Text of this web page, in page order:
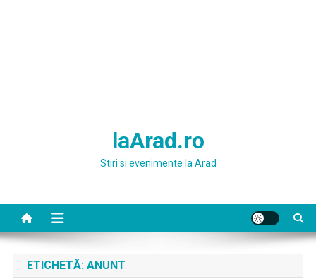
laArad.ro
Stiri si evenimente la Arad
ETICHETĂ: ANUNT